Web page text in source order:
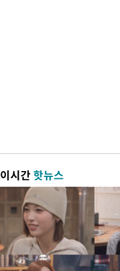
이시간핫뉴스